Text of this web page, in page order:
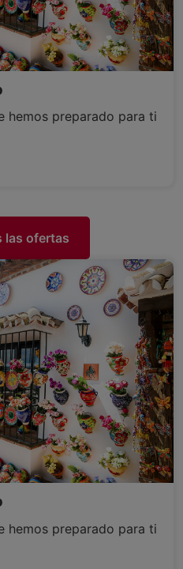
hemos preparado para ti
las ofertas
hemos preparado para ti